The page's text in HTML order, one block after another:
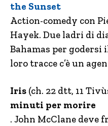
the Sunset
Action-comedy con
Hayek. Due ladri di
Bahamas per
loro tracce c’è un
Iris (ch. 22 dtt, 11
minuti per morire
. John McClane deve